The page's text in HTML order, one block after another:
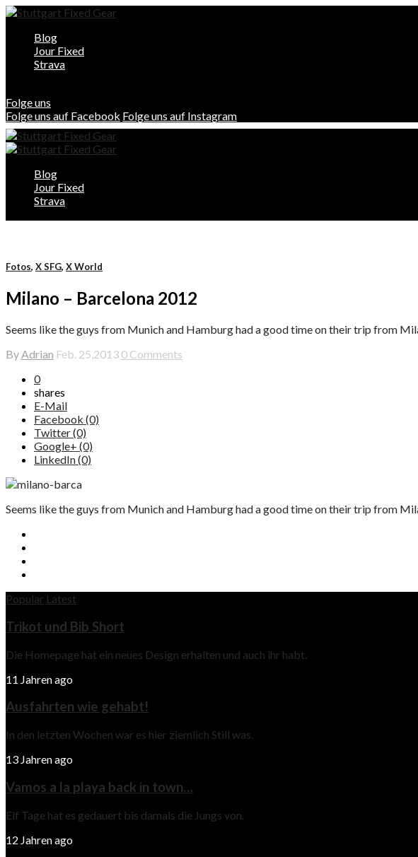
Blog
Jour Fixed
Strava
Folge uns
Folge uns auf Facebook Folge uns auf Instagram
Blog
Jour Fixed
Strava
Fotos, X SFG, X World
Milano – Barcelona 2012
Seems like the guys from Munich and Hamburg had a good time on their trip from
ByAdrian Feb. 25,2013 0 Comments
0
shares
E-Mail
Facebook (0)
Twitter (0)
Google+ (0)
LinkedIn (0)
Seems like the guys from Munich and Hamburg had a good time on their trip from
Popular Latest
Trikot und Bib Short
Die Homepage hat ein neues Design erhalten und auch ihr habt.
11 Jahren ago
Ausfahrten wie gehabt!
In den letzten Wochen war es hier ziemlich Still was.
13 Jahren ago
Vamos a la playa back in town…
Elf Tage hat es gedauert bis damals die Jungs von.
12 Jahren ago